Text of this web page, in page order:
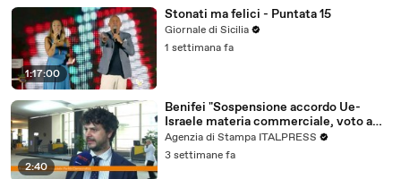
1:17:00
Stonati ma felici - Puntata 15
Giornale di Sicilia
1 settimana fa
2:40
Benifei "Sospensione accordo Ue-
Israele materia commerciale, voto a
maggioranza"
Agenzia di Stampa ITALPRESS
3 settimane fa